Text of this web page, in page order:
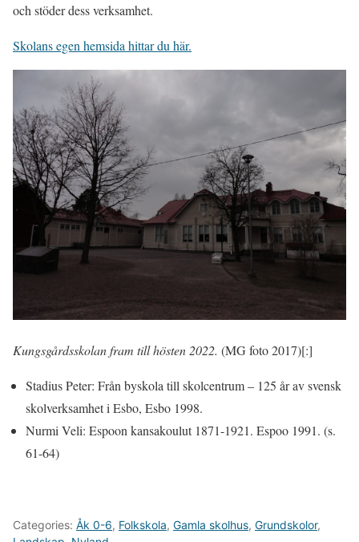
och stöder dess verksamhet.
Skolans egen hemsida hittar du här.
Kungsgårdsskolan fram till hösten 2022. (MG foto 2017)[:]
Stadius Peter: Från byskola till skolcentrum – 125 år av svensk
skolverksamhet i Esbo, Esbo 1998.
Nurmi Veli: Espoon kansakoulut 1871-1921. Espoo 1991. (s.
61-64)
Categories: Åk 0-6, Folkskola, Gamla skolhus, Grundskolor,